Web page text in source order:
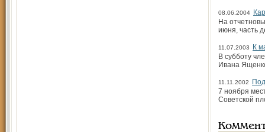
08.06.2004
На
июня, часть
11.07.2003
К
В субботу
Ивана
11.11.2002
7 ноября
Советской